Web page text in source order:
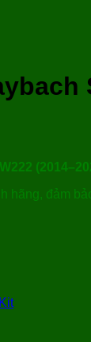
hãng, đảm